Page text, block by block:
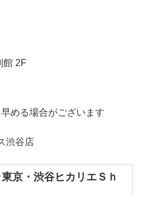
館 2F
める場合がございます
渋谷店
京・渋谷ヒカリエＳｈ